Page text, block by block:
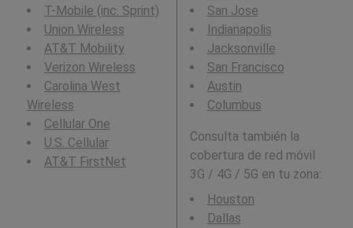
T-Mobile (inc. Sprint)
Union Wireless
AT&T Mobility
Verizon Wireless
Carolina West
Wireless
Cellular One
U.S. Cellular
AT&T FirstNet
San Jose
Indianapolis
Jacksonville
San Francisco
Austin
Columbus
Consulta también la
cobertura de red móvil
3G / 4G / 5G en tu zona:
Houston
Dallas